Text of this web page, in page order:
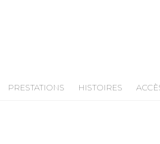
PRESTATIONS HISTOIRES